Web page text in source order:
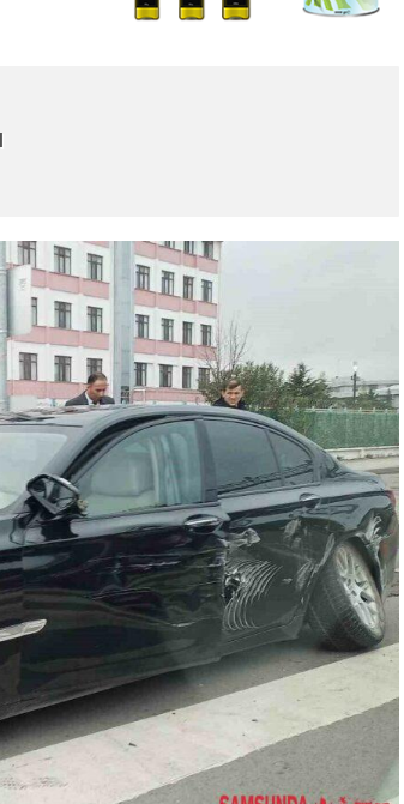
Samsun’un Geleneksel
Lezzeti Atom Yine
Vazgeçilmez